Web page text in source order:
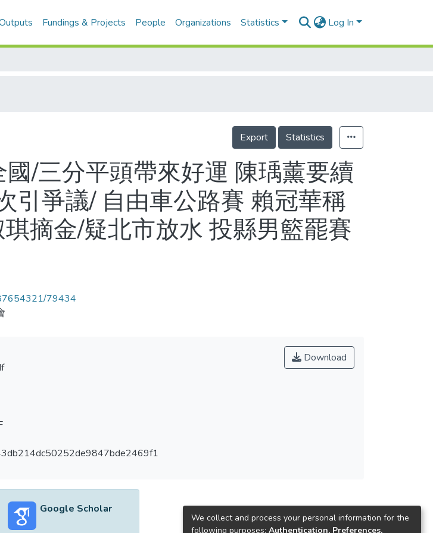
Fundings & Projects People Organizations Statistics Log In
Export Statistics
/三分平頭帶來好運 陳瑀薰要續
引爭議/ 自由車公路賽 賴冠華稱
摘金/疑北市放水 投縣男籃罷賽
79434
Download
Google Scholar
We collect and process your personal information for the
following purposes: Authentication, Preferences,